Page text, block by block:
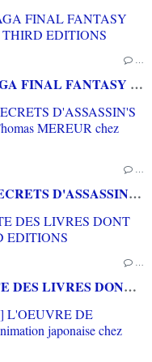
[REVUE LIVRE GAMING] LA SAGA FINAL FANTASY VII REMAKE de Pierre LOVATI chez THIRD EDITIONS
[REVUE LIVRE GAMING] LES SECRETS D'ASSASSIN'S CREED - De 2007 à 2014: l'envol de Thomas MEREUR chez THIRD EDITIONS
[REVUE LIVRE GEEK] EN QUETE DES LIVRES DONT VOUS ETES LE HEROS chez THIRD EDITIONS